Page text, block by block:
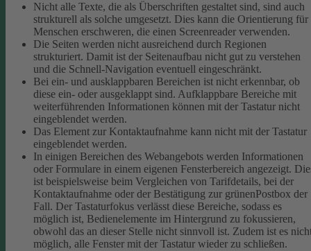
Nicht alle Texte, die als Überschriften gestaltet sind, sind auch
strukturell als solche umgesetzt. Dies kann die Orientierung für
Menschen erschweren, die einen Screenreader verwenden.
Die Seiten werden nicht ausreichend durch Regionen
strukturiert. Damit ist der Seitenaufbau nicht gut zu verstehen
und die Schnell-Navigation eventuell eingeschränkt.
Bei ein- und ausklappbaren Bereichen ist nicht erkennbar, ob
diese ein- oder ausgeklappt sind. Aufklappbare Bereiche mit
weiterführenden Informationen können mit der Tastatur nicht
eingeblendet werden.
Das Element zur Kontaktaufnahme kann nicht mit der Tastatur
eingeblendet werden.
In einigen Bereichen des Webangebots werden Informationen
oder Formulare in einem eigenen Fensterbereich angezeigt.
ist beispielsweise beim Vergleichen von Tarifdetails, bei der
Kontaktaufnahme oder der Bestätigung zur grünenPostbox der
Fall. Der Tastaturfokus verlässt diese Bereiche, sodass es
möglich ist, Bedienelemente im Hintergrund zu fokussieren,
obwohl das an dieser Stelle nicht sinnvoll ist. Zudem ist es
möglich, alle Fenster mit der Tastatur wieder zu schließen.